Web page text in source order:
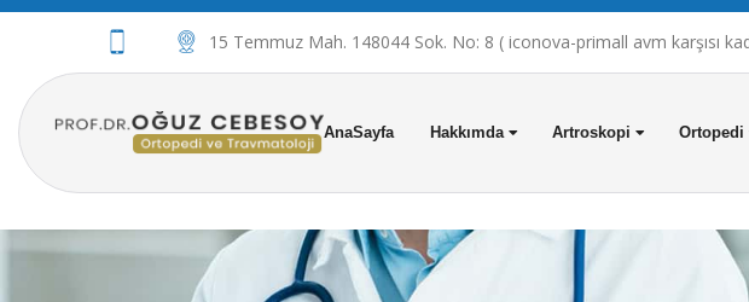
15 Temmuz Mah. 148044 Sok. No: 8 ( iconova-primall avm karşısı
AnaSayfa Hakkımda Artroskopi Ortopedi